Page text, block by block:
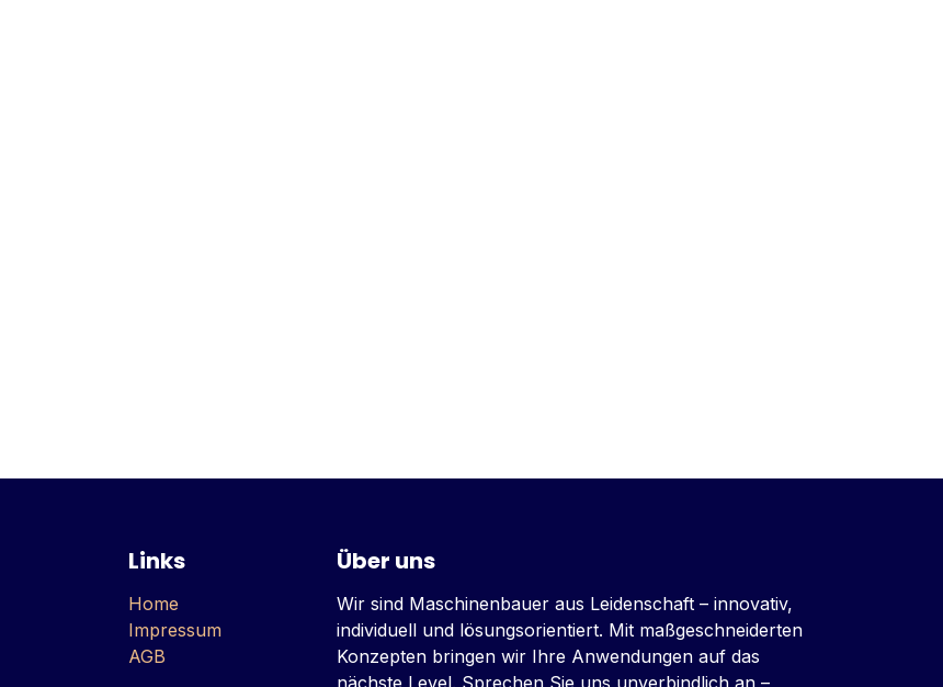
Links
Home
Impressum
AGB
Über uns
Wir sind Maschinenbauer aus Leidenschaft – innovativ,
individuell und lösungsorientiert. Mit maßgeschneiderten
Konzepten bringen wir Ihre Anwendungen auf das
nächste Level. Sprechen Sie uns unverbindlich an –